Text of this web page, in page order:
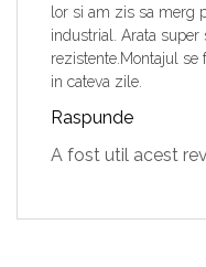
lor si am zis sa merg
industrial. Arata super
rezistente.Montajul se
in cateva zile.
Raspunde
A fost util acest